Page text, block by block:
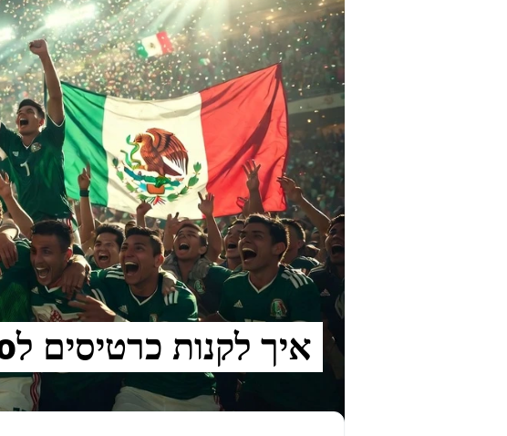
איך לקנות כרטיסים לMexico למונדיאל 2026